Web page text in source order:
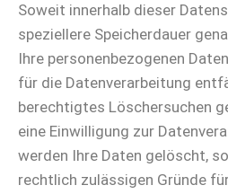
Soweit innerhalb dieser
speziellere Speicherdauer
Ihre personenbezogenen
für die Datenverarbeitung
berechtigtes Löschersuchen
eine Einwilligung zur
werden Ihre Daten gelöscht,
rechtlich zulässigen Gründe